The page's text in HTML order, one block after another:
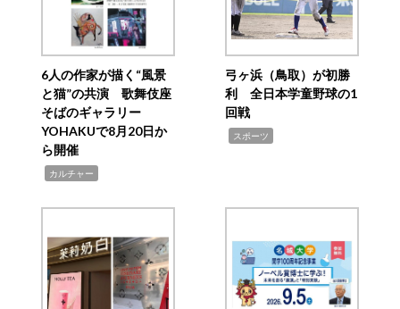
6人の作家が描く“風景
と猫”の共演 歌舞伎座
そばのギャラリー
YOHAKUで8月20日か
ら開催
カルチャー
弓ヶ浜（鳥取）が初勝
利 全日本学童野球の1
回戦
スポーツ